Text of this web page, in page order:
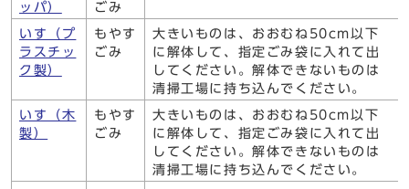
ッパ）
ごみ
いす（プ
ラスチッ
ク製）
もやす
ごみ
大きいものは、おおむね50cm以下
に解体して、指定ごみ袋に入れて出
してください。解体できないものは
清掃工場に持ち込んでください。
いす（木
製）
もやす
ごみ
大きいものは、おおむね50cm以下
に解体して、指定ごみ袋に入れて出
してください。解体できないものは
清掃工場に持ち込んでください。